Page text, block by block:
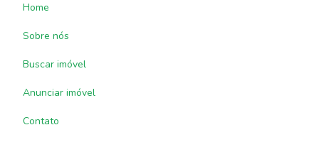
Home
Sobre nós
Buscar imóvel
Anunciar imóvel
Contato